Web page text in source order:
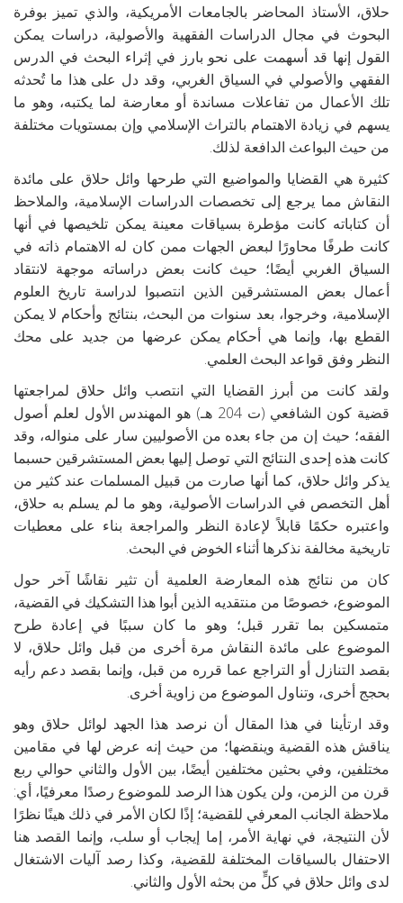
حلاق، الأستاذ المحاضر بالجامعات الأمريكية، والذي تميز بوفرة
البحوث في مجال الدراسات الفقهية والأصولية، دراسات يمكن
القول إنها قد أسهمت على نحو بارز في إثراء البحث في الدرس
الفقهي والأصولي في السياق الغربي، وقد دل على هذا ما تُحدثه
تلك الأعمال من تفاعلات مساندة أو معارضة لما يكتبه، وهو ما
يسهم في زيادة الاهتمام بالتراث الإسلامي وإن بمستويات مختلفة
من حيث البواعث الدافعة لذلك.
كثيرة هي القضايا والمواضيع التي طرحها وائل حلاق على مائدة
النقاش مما يرجع إلى تخصصات الدراسات الإسلامية، والملاحظ
أن كتاباته كانت مؤطرة بسياقات معينة يمكن تلخيصها في أنها
كانت طرفًا محاورًا لبعض الجهات ممن كان له الاهتمام ذاته في
السياق الغربي أيضًا؛ حيث كانت بعض دراساته موجهة لانتقاد
أعمال بعض المستشرقين الذين انتصبوا لدراسة تاريخ العلوم
الإسلامية، وخرجوا، بعد سنوات من البحث، بنتائج وأحكام لا يمكن
القطع بها، وإنما هي أحكام يمكن عرضها من جديد على محك
النظر وفق قواعد البحث العلمي.
ولقد كانت من أبرز القضايا التي انتصب وائل حلاق لمراجعتها
قضية كون الشافعي (ت 204 هـ) هو المهندس الأول لعلم أصول
الفقه؛ حيث إن من جاء بعده من الأصوليين سار على منواله، وقد
كانت هذه إحدى النتائج التي توصل إليها بعض المستشرقين حسبما
يذكر وائل حلاق، كما أنها صارت من قبيل المسلمات عند كثير من
أهل التخصص في الدراسات الأصولية، وهو ما لم يسلم به حلاق،
واعتبره حكمًا قابلاً لإعادة النظر والمراجعة بناء على معطيات
تاريخية مخالفة نذكرها أثناء الخوض في البحث.
كان من نتائج هذه المعارضة العلمية أن تثير نقاشًا آخر حول
الموضوع، خصوصًا من منتقديه الذين أبوا هذا التشكيك في القضية،
متمسكين بما تقرر قبل؛ وهو ما كان سببًا في إعادة طرح
الموضوع على مائدة النقاش مرة أخرى من قبل وائل حلاق، لا
بقصد التنازل أو التراجع عما قرره من قبل، وإنما بقصد دعم رأيه
بحجج أخرى، وتناول الموضوع من زاوية أخرى.
وقد ارتأينا في هذا المقال أن نرصد هذا الجهد لوائل حلاق وهو
يناقش هذه القضية وينقضها؛ من حيث إنه عرض لها في مقامين
مختلفين، وفي بحثين مختلفين أيضًا، بين الأول والثاني حوالي ربع
قرن من الزمن، ولن يكون هذا الرصد للموضوع رصدًا معرفيًا، أي:
ملاحظة الجانب المعرفي للقضية؛ إذًا لكان الأمر في ذلك هينًا نظرًا
لأن النتيجة، في نهاية الأمر، إما إيجاب أو سلب، وإنما القصد هنا
الاحتفال بالسياقات المختلفة للقضية، وكذا رصد آليات الاشتغال
لدى وائل حلاق في كلٍّ من بحثه الأول والثاني.